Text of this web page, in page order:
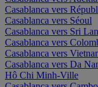
Casablanca vers
Casablanca vers Séoul
Casablanca vers Sri
Casablanca vers
Casablanca vers
Casablanca vers Da
Hô Chi Minh-Ville